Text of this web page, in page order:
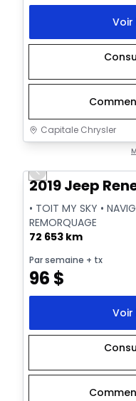
Voir
Capitale Chrysler
Vidéo disponible
Previous slide
2019 Jeep
• TOIT MY SKY •
REMORQUAGE
72 653 km
Par semaine + tx
96 $
Voir